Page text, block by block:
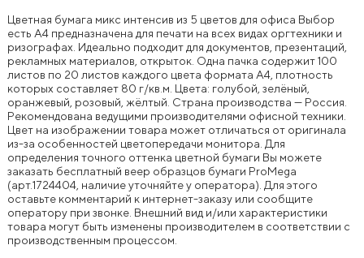
Цветная бумага микс интенсив из 5 цветов для офиса Выбор
есть A4 предназначена для печати на всех видах оргтехники и
ризографах. Идеально подходит для документов, презентаций,
рекламных материалов, открыток. Одна пачка содержит 100
листов по 20 листов каждого цвета формата А4, плотность
которых составляет 80 г/кв.м. Цвета: голубой, зелёный,
оранжевый, розовый, жёлтый. Страна производства — Россия.
Рекомендована ведущими производителями офисной техники.
Цвет на изображении товара может отличаться от оригинала
из-за особенностей цветопередачи монитора. Для
определения точного оттенка цветной бумаги Вы можете
заказать бесплатный веер образцов бумаги ProMegа
(арт.1724404, наличие уточняйте у оператора). Для этого
оставьте комментарий к интернет-заказу или сообщите
оператору при звонке. Внешний вид и/или характеристики
товара могут быть изменены производителем в соответствии с
производственным процессом.